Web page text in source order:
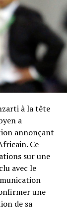
à la tête
a
annonçant
Ce
sur une
avec le
une
de sa